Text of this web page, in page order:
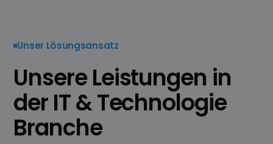
Unser Lösungsansatz
Unsere Leistungen in
der IT & Technologie
Branche